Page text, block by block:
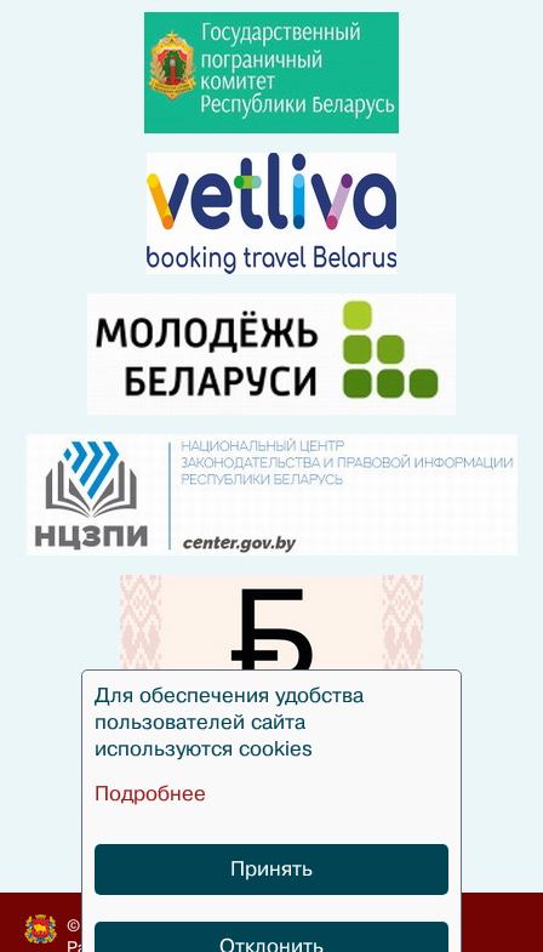
© Гродненский облисполком, 2010-2024
Разработка
БЕЛТА
Для обеспечения удобства
пользователей сайта
используются cookies
Подробнее
Принять
Отклонить